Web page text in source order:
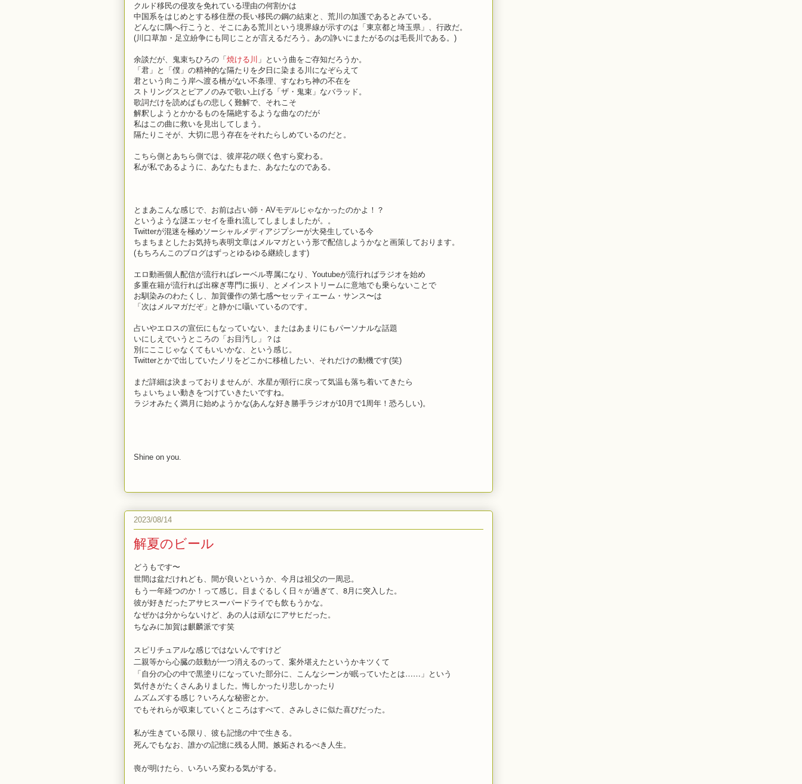
クルド移民の侵攻を免れている理由の何割かは
中国系をはじめとする移住歴の長い移民の鋼の結束と、荒川の加護であるとみている。
どんなに隅へ行こうと、そこにある荒川という境界線が示すのは「東京都と埼玉県」、行政だ。
(川口草加・足立紛争にも同じことが言えるだろう。あの諍いにまたがるのは毛長川である。)
余談だが、鬼束ちひろの「焼ける川 」という曲をご存知だろうか。
「君」と「僕」の精神的な隔たりを夕日に染まる川になぞらえて
君という向こう岸へ渡る橋がない不条理、すなわち神の不在を
ストリングスとピアノのみで歌い上げる「ザ・鬼束」なバラッド。
歌詞だけを読めばもの悲しく難解で、それこそ
解釈しようとかかるものを隔絶するような曲なのだが
私はこの曲に救いを見出してしまう。
隔たりこそが、大切に思う存在をそれたらしめているのだと。
こちら側とあちら側では、彼岸花の咲く色すら変わる。
私が私であるように、あなたもまた、あなたなのである。
とまあこんな感じで、お前は占い師・AVモデルじゃなかったのかよ！？
というような謎エッセイを垂れ流してしましましたが。。
Twitterが混迷を極めソーシャルメディアジプシーが大発生している今
ちまちまとしたお気持ち表明文章はメルマガという形で配信しようかなと画策しております。
(もちろんこのブログはずっとゆるゆる継続します)
エロ動画個人配信が流行ればレーベル専属になり、Youtubeが流行ればラジオを始め
多重在籍が流行れば出稼ぎ専門に振り、とメインストリームに意地でも乗らないことで
お馴染みのわたくし、加賀優作の第七感〜セッティエーム・サンス〜は
「次はメルマガだぞ」と静かに囁いているのです。
占いやエロスの宣伝にもなっていない、またはあまりにもパーソナルな話題
いにしえでいうところの「お目汚し」？は
別にここじゃなくてもいいかな、という感じ。
Twitterとかで出していたノリをどこかに移植したい、それだけの動機です(笑)
まだ詳細は決まっておりませんが、水星が順行に戻って気温も落ち着いてきたら
ちょいちょい動きをつけていきたいですね。
ラジオみたく満月に始めようかな(あんな好き勝手ラジオが10月で1周年！恐ろしい)。
Shine on you.
2023/08/14
解夏のビール
どうもです〜
世間は盆だけれども、間が良いというか、今月は祖父の一周忌。
もう一年経つのか！って感じ。目まぐるしく日々が過ぎて、8月に突入した。
彼が好きだったアサヒスーパードライでも飲もうかな。
なぜかは分からないけど、あの人は頑なにアサヒだった。
ちなみに加賀は麒麟派です笑
スピリチュアルな感じではないんですけど
二親等から心臓の鼓動が一つ消えるのって、案外堪えたというかキツくて
「自分の心の中で黒塗りになっていた部分に、こんなシーンが眠っていたとは……」という
気付きがたくさんありました。悔しかったり悲しかったり
ムズムズする感じ？いろんな秘密とか。
でもそれらが収束していくところはすべて、さみしさに似た喜びだった。
私が生きている限り、彼も記憶の中で生きる。
死んでもなお、誰かの記憶に残る人間。嫉妬されるべき人生。
喪が明けたら、いろいろ変わる気がする。